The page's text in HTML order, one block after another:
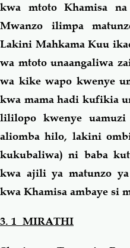
kwa mtoto Khamisa
Mwanzo ilimpa
Lakini Mahkama Kuu
wa mtoto unaangaliwa
wa kike wapo kwenye
kwa mama hadi kufikia
lililopo kwenye
aliomba hilo, lakini
kukubaliwa) ni baba
kwa ajili ya matunzo
kwa Khamisa ambaye si
3. 1 MIRATHI